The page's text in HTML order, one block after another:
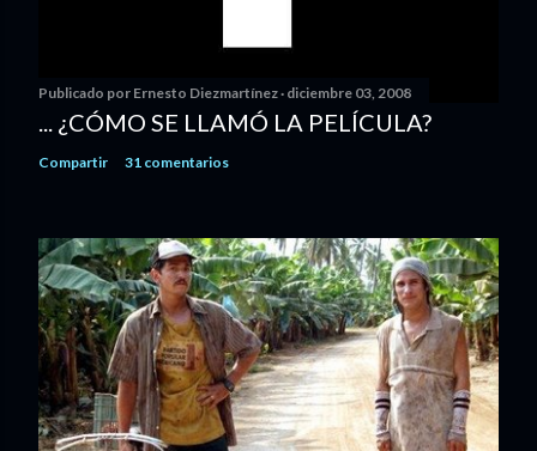
Publicado por Ernesto Diezmartínez diciembre 03, 2008
... ¿CÓMO SE LLAMÓ LA PELÍCULA?
Compartir 31 comentarios